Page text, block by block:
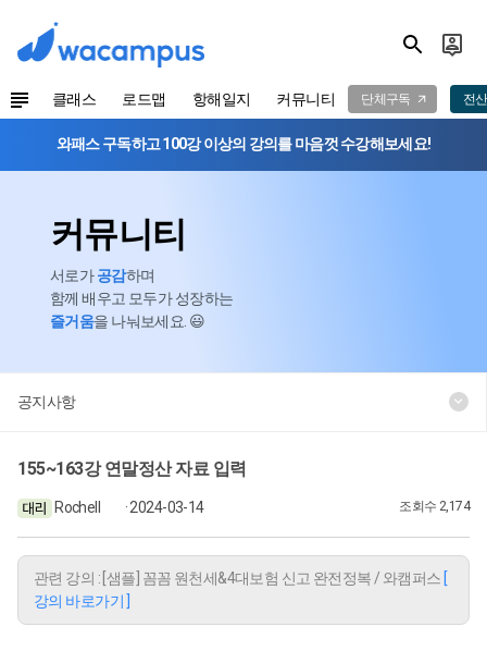
클래스 로드맵 항해일지 커뮤니티 단체구독 전
와패스 구독하고 100강 이상의 강의를 마음껏 수강해보세요!
커뮤니티
서로가공감하며
함께 배우고 모두가 성장하는
즐거움을 나눠보세요. 😃
공지사항
155~163강 연말정산 자료 입력
Rochell · 2024-03-14 조회수 2,174
관련 강의 : [샘플] 꼼꼼 원천세&4대보험 신고 완전정복 / 와캠퍼스 [
강의 바로가기 ]